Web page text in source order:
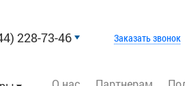
228-73-46 Заказать звонок